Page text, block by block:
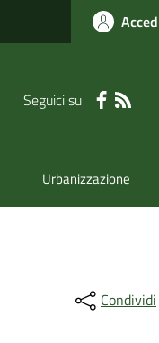
Seguici su
Urbanizzazione
Condividi